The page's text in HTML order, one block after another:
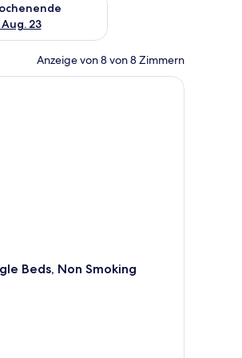
23
Anzeige von 8 von 8 Zimmern
Beds, Non Smoking